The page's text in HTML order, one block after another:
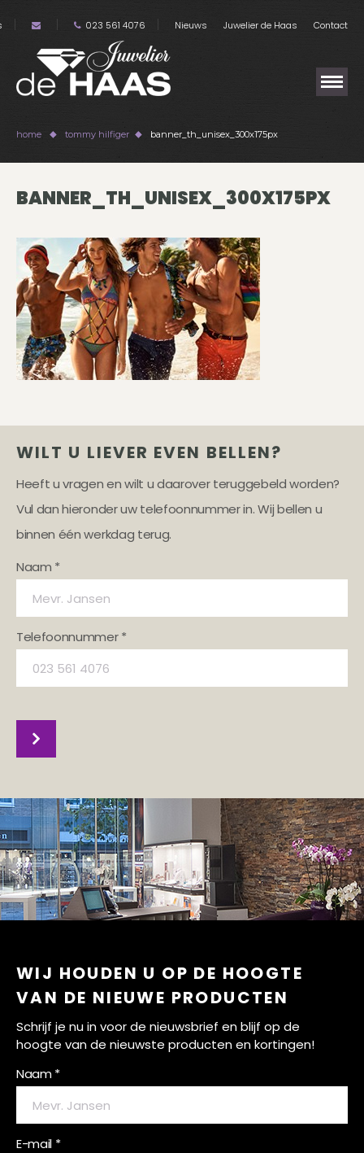
023 561 4076 Nieuws Juwelier de Haas Contact
home tommy hilfiger banner_th_unisex_300x175px
BANNER_TH_UNISEX_300X175PX
WILT U LIEVER EVEN BELLEN?
Heeft u vragen en wilt u daarover teruggebeld worden?
Vul dan hieronder uw telefoonnummer in. Wij bellen u
binnen één werkdag terug.
Naam *
Telefoonnummer *
WIJ HOUDEN U OP DE HOOGTE
VAN DE NIEUWE PRODUCTEN
Schrijf je nu in voor de nieuwsbrief en blijf op de
hoogte van de nieuwste producten en kortingen!
Naam *
E-mail *